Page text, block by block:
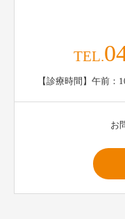
TEL.
【診療時間】午前
お